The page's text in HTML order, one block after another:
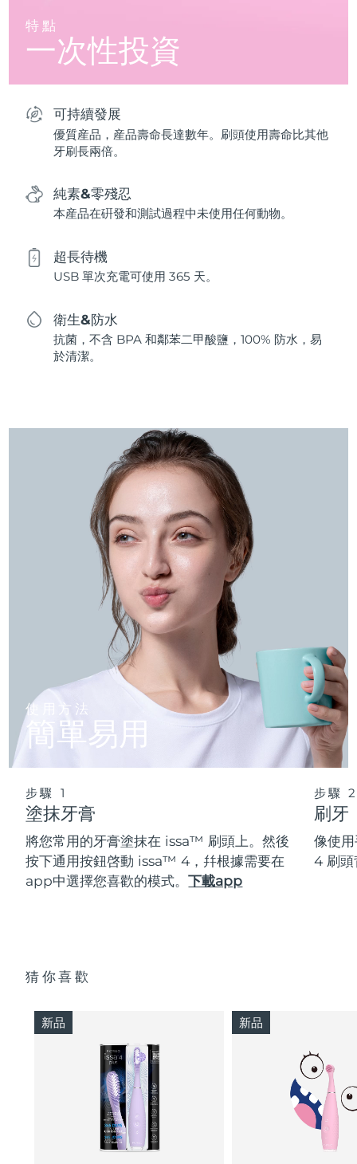
特點
一次性投資
可持續發展
優質産品，産品壽命長達數年。刷頭使用壽命比其他
牙刷長兩倍。
純素&零殘忍
本産品在硏發和測試過程中未使用任何動物。
超長待機
USB 單次充電可使用 365 天。
衛生&防水
抗菌，不含 BPA 和鄰苯二甲酸鹽，100% 防水，易
於清潔。
使用方法
簡單易用
步驟 1
塗抹牙膏
將您常用的牙膏塗抹在 issa™ 刷頭上。然後
按下通用按鈕啓動 issa™ 4，幷根據需要在
app中選擇您喜歡的模式。下載app
步驟
刷牙
像使
4 刷頭
猜你喜歡
新品 新品